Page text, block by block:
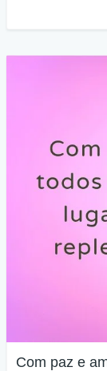
Com paz e